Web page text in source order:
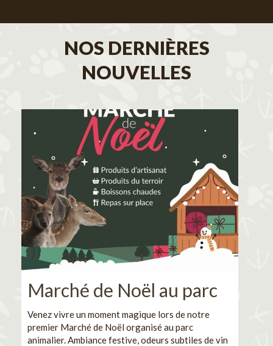
NOS DERNIÈRES
NOUVELLES
Marché de Noël au parc
Venez vivre un moment magique lors de notre
premier Marché de Noël organisé au parc
animalier. Ambiance festive, odeurs subtiles de vin